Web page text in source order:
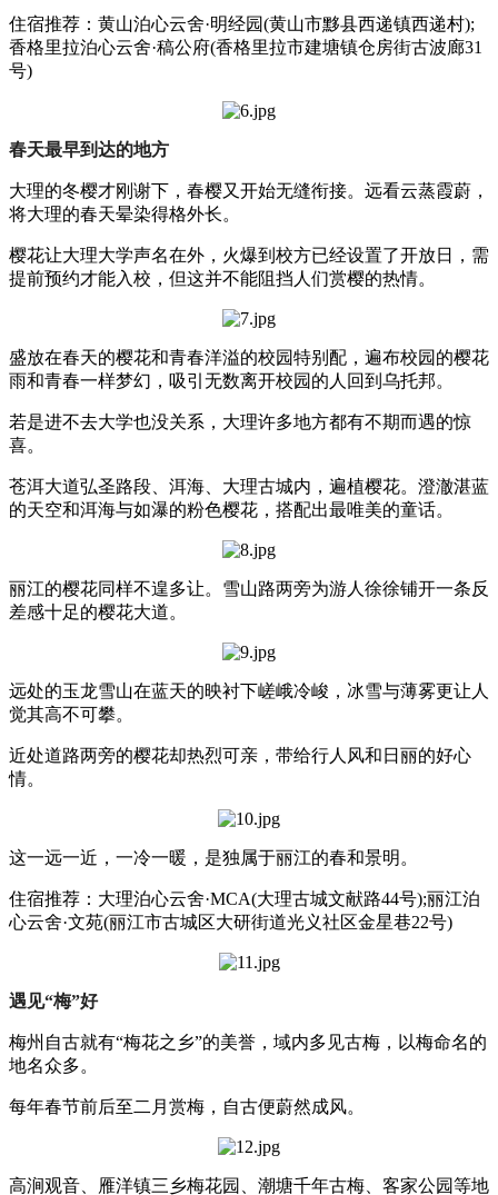
住宿推荐：黄山泊心云舍·明经园(黄山市黟县西递镇西递村);
香格里拉泊心云舍·稿公府(香格里拉市建塘镇仓房街古波廊31
号)
春天最早到达的地方
大理的冬樱才刚谢下，春樱又开始无缝衔接。远看云蒸霞蔚，
将大理的春天晕染得格外长。
樱花让大理大学声名在外，火爆到校方已经设置了开放日，需
提前预约才能入校，但这并不能阻挡人们赏樱的热情。
盛放在春天的樱花和青春洋溢的校园特别配，遍布校园的樱花
雨和青春一样梦幻，吸引无数离开校园的人回到乌托邦。
若是进不去大学也没关系，大理许多地方都有不期而遇的惊
喜。
苍洱大道弘圣路段、洱海、大理古城内，遍植樱花。澄澈湛蓝
的天空和洱海与如瀑的粉色樱花，搭配出最唯美的童话。
丽江的樱花同样不遑多让。雪山路两旁为游人徐徐铺开一条反
差感十足的樱花大道。
远处的玉龙雪山在蓝天的映衬下嵯峨冷峻，冰雪与薄雾更让人
觉其高不可攀。
近处道路两旁的樱花却热烈可亲，带给行人风和日丽的好心
情。
这一远一近，一冷一暖，是独属于丽江的春和景明。
住宿推荐：大理泊心云舍·MCA(大理古城文献路44号);丽江泊
心云舍·文苑(丽江市古城区大研街道光义社区金星巷22号)
遇见“梅”好
梅州自古就有“梅花之乡”的美誉，域内多见古梅，以梅命名的
地名众多。
每年春节前后至二月赏梅，自古便蔚然成风。
高涧观音、雁洋镇三乡梅花园、潮塘千年古梅、客家公园等地